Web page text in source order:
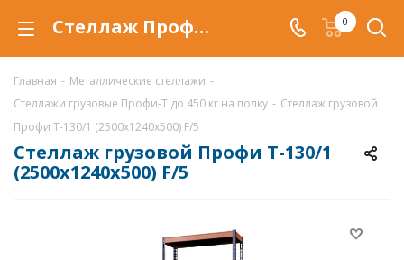
Стеллаж Профи Т-130/1 (2500x1240x500) F/5 купить по низкой цене в Уфе, продажа грузовых стеллажей Профи Т-130/1 (2500x1240x500) F/5 со скидкой 0
Главная - Металлические стеллажи -
Стеллажи грузовые Профи-Т до 450 кг на полку - Стеллаж грузовой
Профи Т-130/1 (2500x1240x500) F/5
Стеллаж грузовой Профи Т-130/1
(2500x1240x500) F/5